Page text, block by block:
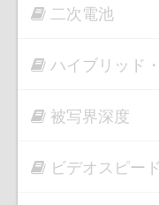
二次電池
ハイブリッド
被写界深度
ビデオスピー